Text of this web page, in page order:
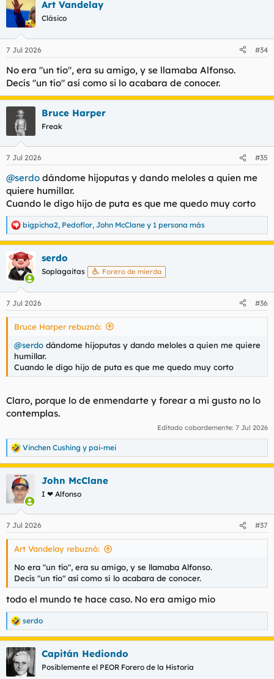
c
c
e
:
Art Vandelay
Clásico
7 Jul 2026 #34
No era "un tío", era su amigo, y se llamaba Alfonso.
Decís "un tío" así como si lo acabara de conocer.
Bruce Harper
Freak
7 Jul 2026 #35
@serdo dándome hijoputas y dando meloles a quien me
quiere humillar.
Cuando le digo hijo de puta es que me quedo muy corto
R
e
a
c
c
i
e
s
bigpicha2, Pedoflor, John McClane y 1 persona más
serdo
Soplagaitas Forero de mierda
7 Jul 2026 #36
Bruce Harper rebuznó:
@serdo dándome hijoputas y dando meloles a quien me quiere
humillar.
Cuando le digo hijo de puta es que me quedo muy corto
Claro, porque lo de enmendarte y forear a mi gusto no lo
contemplas.
Editado cobardemente: 7 Jul 2026
R
e
a
c
c
e
s
Vinchen Cushing y pai-mei
John McClane
I ❤ Alfonso
7 Jul 2026 #37
Art Vandelay rebuznó:
No era "un tío", era su amigo, y se llamaba Alfonso.
Decís "un tío" así como si lo acabara de conocer.
todo el mundo te hace caso. No era amigo mio
R
e
a
c
c
serdo
Capitán Hediondo
Posiblemente el PEOR Forero de la Historia